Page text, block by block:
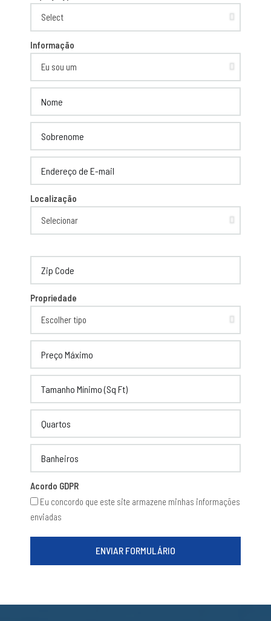
Informação
Localização
Propriedade
Acordo GDPR
Eu concordo que este site armazene minhas informações
enviadas
ENVIAR FORMULÁRIO